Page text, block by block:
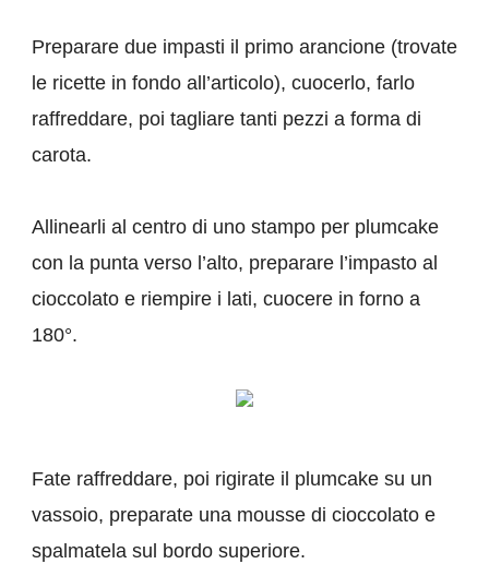
Preparare due impasti il primo arancione (trovate
le ricette in fondo all’articolo), cuocerlo, farlo
raffreddare, poi tagliare tanti pezzi a forma di
carota.
Allinearli al centro di uno stampo per plumcake
con la punta verso l’alto, preparare l’impasto al
cioccolato e riempire i lati, cuocere in forno a
180°.
Fate raffreddare, poi rigirate il plumcake su un
vassoio, preparate una mousse di cioccolato e
spalmatela sul bordo superiore.